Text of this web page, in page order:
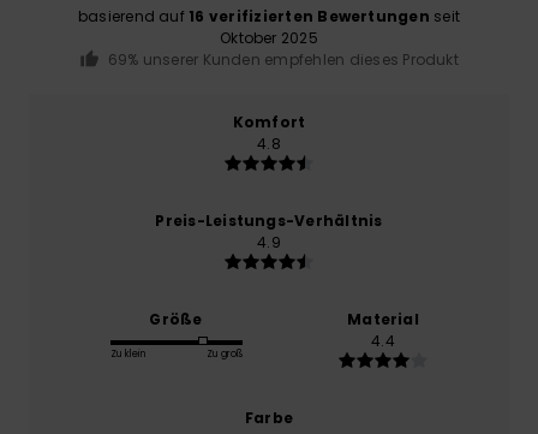
basierend auf 16 verifizierten Bewertungen seit
Oktober 2025
69% unserer Kunden empfehlen dieses Produkt
Komfort
4.8
Preis-Leistungs-Verhältnis
4.9
Größe
Zu klein Zu groß
Material
4.4
Farbe